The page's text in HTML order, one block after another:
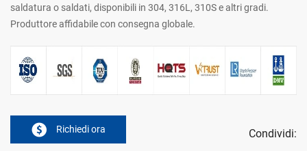
saldatura o saldati, disponibili in 304, 316L, 310S e altri gradi.
Produttore affidabile con consegna globale.
Richiedi ora Condividi: